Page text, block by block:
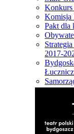
Konkurs
Komisja
Pakt dla
2017-